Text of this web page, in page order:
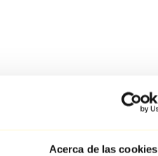
Acerca de las cookies